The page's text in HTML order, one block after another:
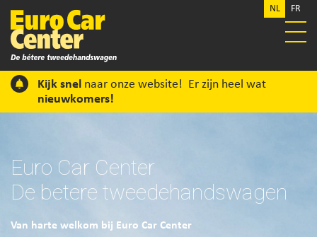
NL FR
Kijk snel naar onze website! Er zijn heel wat
nieuwkomers!
Euro Car Center
De betere tweedehandswagen
Van harte welkom bij Euro Car Center